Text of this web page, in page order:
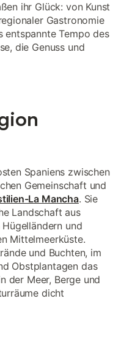
ihr Glück: von Kunst
Gastronomie
entspannte Tempo des
die Genuss und
Spaniens zwischen
Gemeinschaft und
La Mancha. Sie
Landschaft aus
und
Mittelmeerküste.
und Buchten, im
Obstplantagen das
der Meer, Berge und
dicht